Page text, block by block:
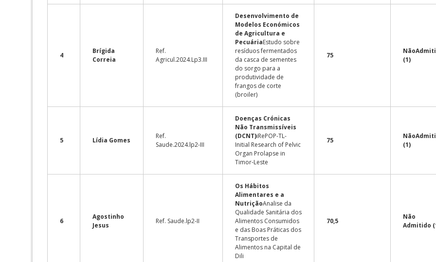
4
Brígida
Correia
Ref.
Agricul.2024.Lp3.III
Desenvolvimento de
Modelos Económicos
de Agricultura e
PecuáriaEstudo sobre
resíduos fermentados
da casca de sementes
do sorgo para a
produtividade de
frangos de corte
(broiler)
75
Não
(1)
5 Lídia Gomes
Ref.
Saude.2024.lp2-III
Doenças Crónicas
Não Transmissíveis
(DCNT)iRePOP-TL-
Initial Research of Pelvic
Organ Prolapse in
Timor-Leste
75
Não
(1)
6
Agostinho
Jesus
Ref. Saude.lp2-II
Os Hábitos
Alimentares e a
NutriçãoAnalise da
Qualidade Sanitária dos
Alimentos Consumidos
e das Boas Práticas dos
Transportes de
Alimentos na Capital de
Dili
70,5
Não
Admitido